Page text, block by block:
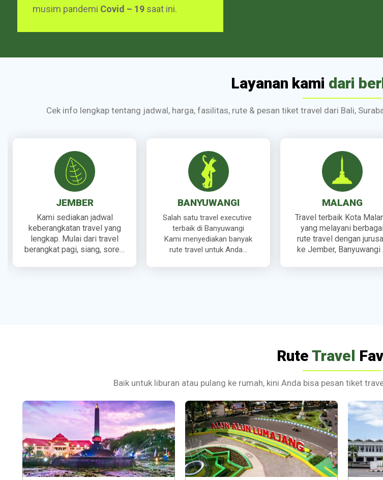
musim pandemi Covid – 19saat ini.
Layanan kami dari
Cek info lengkap tentang jadwal, harga, fasilitas, rute & pesan tiket travel dari Bali,
JEMBER
Kami sediakan jadwal
keberangkatan travel yang
lengkap. Mulai dari travel
berangkat pagi, siang, sore…
BANYUWANGI
Salah satu travel executive
terbaik di Banyuwangi
Kami menyediakan banyak
rute travel untuk Anda…
MALANG
Travel terbaik Kota
yang melayani
rute travel dengan
ke Jember, Banyuwangi
Rute Travel
Baik untuk liburan atau pulang ke rumah, kini Anda bisa pesan tiket